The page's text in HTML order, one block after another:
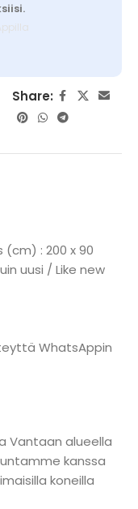
Share:
(cm) : 200 x 90
uusi / Like new
WhatsAppin
Vantaan alueella
kanssa
koneilla